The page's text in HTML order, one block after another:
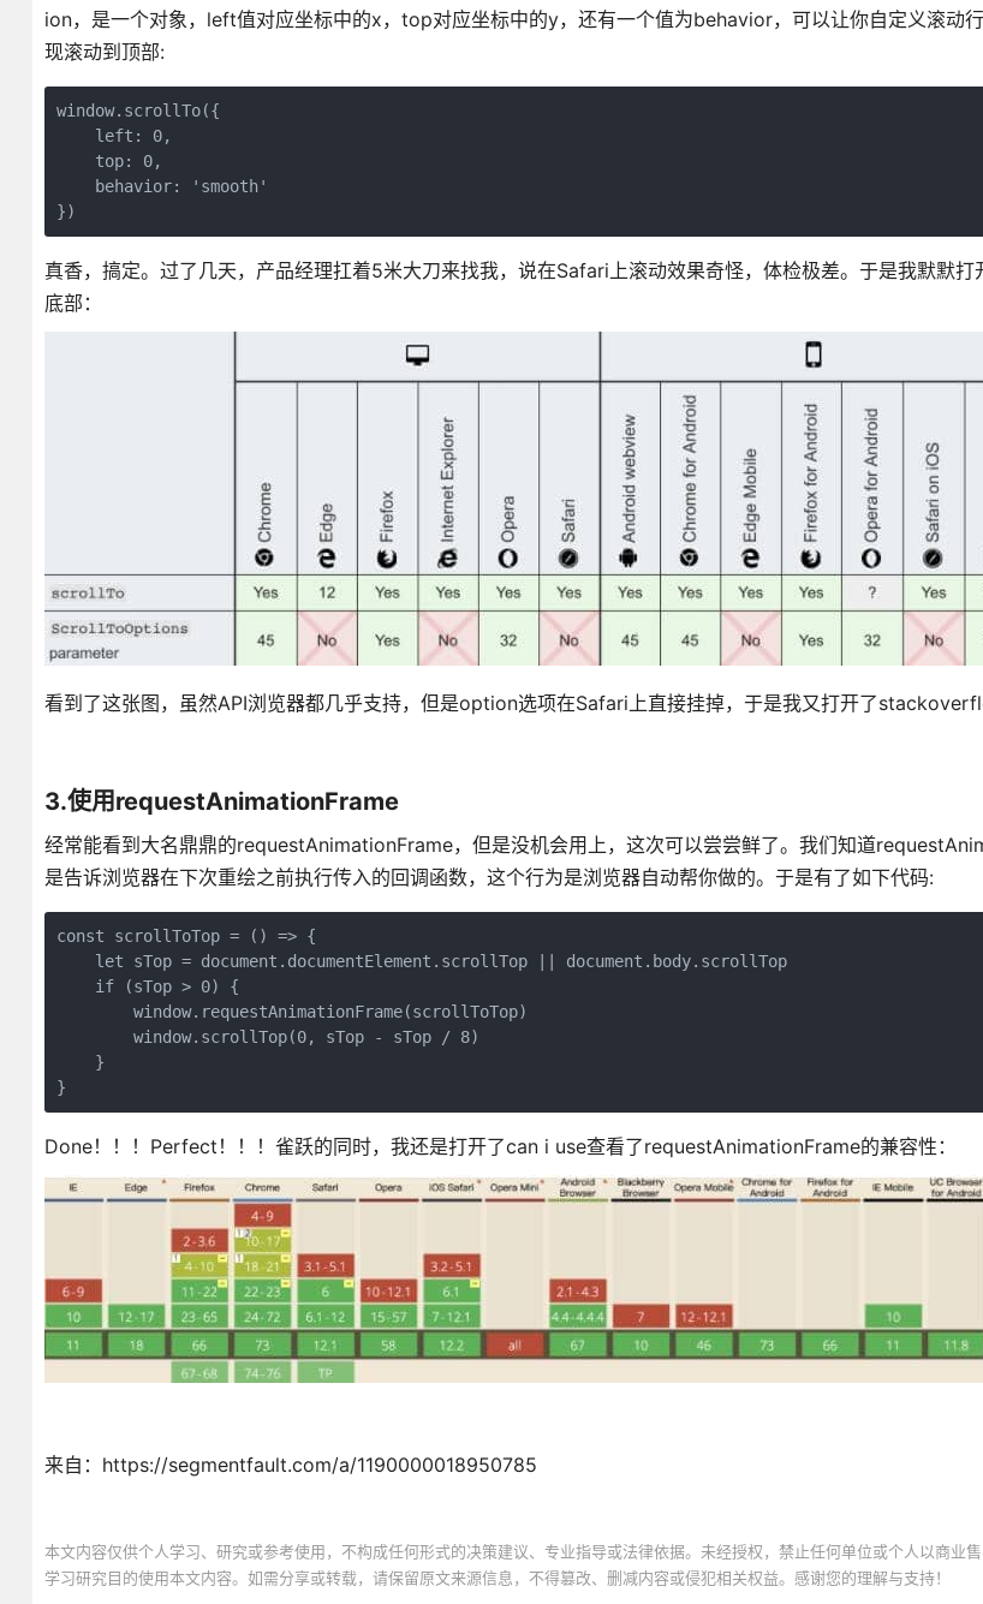
ion，是一个对象，left值对应坐标中的x，top对应坐标中的y，还有一个值为behavior，可以让你自定义滚动
现滚动到顶部:
window.scrollTo({
    left: 0,
    top: 0,
    behavior: 'smooth'
})
真香，搞定。过了几天，产品经理扛着5米大刀来找我，说在Safari上滚动效果奇怪，体检极差。于是我默默打
底部：
看到了这张图，虽然API浏览器都几乎支持，但是option选项在Safari上直接挂掉，于是我又打开了
3.使用requestAnimationFrame
经常能看到大名鼎鼎的requestAnimationFrame，但是没机会用上，这次可以尝尝鲜了。我们知道
是告诉浏览器在下次重绘之前执行传入的回调函数，这个行为是浏览器自动帮你做的。于是有了如下代码:
const scrollToTop = () => {
    let sTop = document.documentElement.scrollTop || document.body.scrollTop
    if (sTop > 0) {
        window.requestAnimationFrame(scrollToTop)
        window.scrollTop(0, sTop - sTop / 8)
    }
}
Done！！！Perfect！！！雀跃的同时，我还是打开了can i use查看了requestAnimationFrame的兼容性：
来自：https://segmentfault.com/a/1190000018950785
本文内容仅供个人学习、研究或参考使用，不构成任何形式的决策建议、专业指导或法律依据。未经授权，禁止任何单位或个人以商业
学习研究目的使用本文内容。如需分享或转载，请保留原文来源信息，不得篡改、删减内容或侵犯相关权益。感谢您的理解与支持！